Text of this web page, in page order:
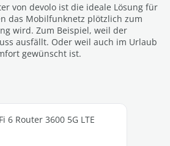
von devolo ist die ideale Lösung für
das Mobilfunknetz plötzlich zum
wird. Zum Beispiel, weil der
ausfällt. Oder weil auch im Urlaub
gewünscht ist.